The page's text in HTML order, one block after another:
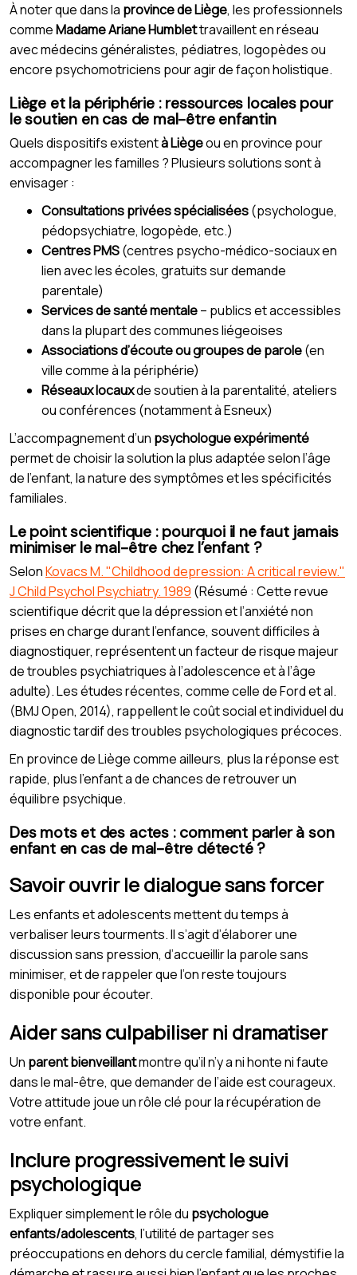
À noter que dans la province de Liège, les professionnels
commeMadame Ariane Humblettravaillent en réseau
avec médecins généralistes, pédiatres, logopèdes ou
encore psychomotriciens pour agir de façon holistique.
Liège et la périphérie : ressources locales pour
le soutien en cas de mal-être enfantin
Quels dispositifs existentà Liègeou en province pour
accompagner les familles ? Plusieurs solutions sont à
envisager :
Consultations privées spécialisées(psychologue,
pédopsychiatre, logopède, etc.)
Centres PMS(centres psycho-médico-sociaux en
lien avec les écoles, gratuits sur demande
parentale)
Services de santé mentale– publics et accessibles
dans la plupart des communes liégeoises
Associations d’écoute ou groupes de parole(en
ville comme à la périphérie)
Réseaux locauxde soutien à la parentalité, ateliers
ou conférences (notamment à Esneux)
L’accompagnement d’un psychologue expérimenté
permet de choisir la solution la plus adaptée selon l’âge
de l’enfant, la nature des symptômes et les spécificités
familiales.
Le point scientifique : pourquoi il ne faut jamais
minimiser le mal-être chez l’enfant ?
SelonKovacs M. "Childhood depression: A critical review."
J Child Psychol Psychiatry. 1989 (Résumé : Cette revue
scientifique décrit que la dépression et l’anxiété non
prises en charge durant l’enfance, souvent difficiles à
diagnostiquer, représentent un facteur de risque majeur
de troubles psychiatriques à l’adolescence et à l’âge
adulte). Les études récentes, comme celle de Ford et al.
(BMJ Open, 2014), rappellent le coût social et individuel du
diagnostic tardif des troubles psychologiques précoces.
En province de Liège comme ailleurs, plus la réponse est
rapide, plus l’enfant a de chances de retrouver un
équilibre psychique.
Des mots et des actes : comment parler à son
enfant en cas de mal-être détecté ?
Savoir ouvrir le dialogue sans forcer
Les enfants et adolescents mettent du temps à
verbaliser leurs tourments. Il s’agit d’élaborer une
discussion sans pression, d’accueillir la parole sans
minimiser, et de rappeler que l’on reste toujours
disponible pour écouter.
Aider sans culpabiliser ni dramatiser
Un parent bienveillantmontre qu’il n’y a ni honte ni faute
dans le mal-être, que demander de l’aide est courageux.
Votre attitude joue un rôle clé pour la récupération de
votre enfant.
Inclure progressivement le suivi
psychologique
Expliquer simplement le rôle du psychologue
enfants/adolescents, l’utilité de partager ses
préoccupations en dehors du cercle familial, démystifie la